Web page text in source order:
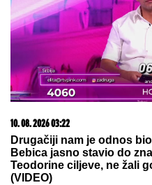
10. 08. 2026 03:22
Drugačiji nam je odnos
Bebica jasno stavio do
Teodorine ciljeve, ne žali
(VIDEO)